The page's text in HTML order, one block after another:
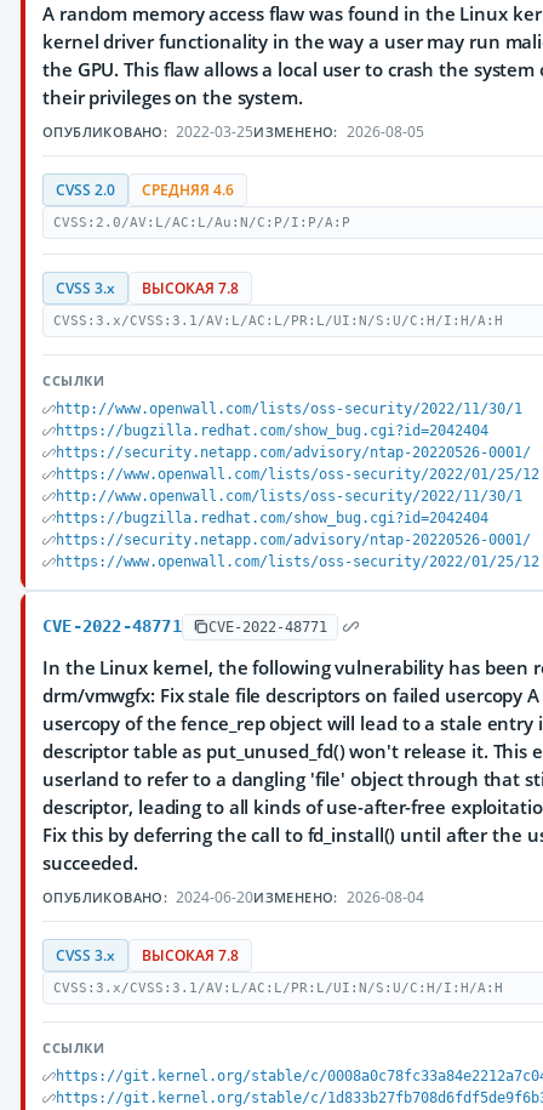
A random memory access flaw was found in the Linux
kernel driver functionality in the way a user may run
the GPU. This flaw allows a local user to crash the system
their privileges on the system.
ОПУБЛИКОВАНО: 2022-03-25ИЗМЕНЕНО: 2026-08-05
CVSS 2.0 СРЕДНЯЯ 4.6
CVSS:2.0/AV:L/AC:L/Au:N/C:P/I:P/A:P
CVSS 3.x ВЫСОКАЯ 7.8
CVSS:3.x/CVSS:3.1/AV:L/AC:L/PR:L/UI:N/S:U/C:H/I:H/A:H
ССЫЛКИ
http://www.openwall.com/lists/oss-security/2022/11/30/1
https://bugzilla.redhat.com/show_bug.cgi?id=2042404
https://security.netapp.com/advisory/ntap-20220526-0001/
https://www.openwall.com/lists/oss-security/2022/01/25/12
http://www.openwall.com/lists/oss-security/2022/11/30/1
https://bugzilla.redhat.com/show_bug.cgi?id=2042404
https://security.netapp.com/advisory/ntap-20220526-0001/
https://www.openwall.com/lists/oss-security/2022/01/25/12
CVE-2022-48771 CVE-2022-48771
In the Linux kernel, the following vulnerability has been
drm/vmwgfx: Fix stale file descriptors on failed usercopy
usercopy of the fence_rep object will lead to a stale entry
descriptor table as put_unused_fd() won't release it. This
userland to refer to a dangling 'file' object through that
descriptor, leading to all kinds of use-after-free
Fix this by deferring the call to fd_install() until after the
succeeded.
ОПУБЛИКОВАНО: 2024-06-20ИЗМЕНЕНО: 2026-08-04
CVSS 3.x ВЫСОКАЯ 7.8
CVSS:3.x/CVSS:3.1/AV:L/AC:L/PR:L/UI:N/S:U/C:H/I:H/A:H
ССЫЛКИ
https://git.kernel.org/stable/c/
https://git.kernel.org/stable/c/